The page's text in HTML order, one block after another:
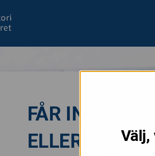
Välj,
FÅR INTE
ELLER